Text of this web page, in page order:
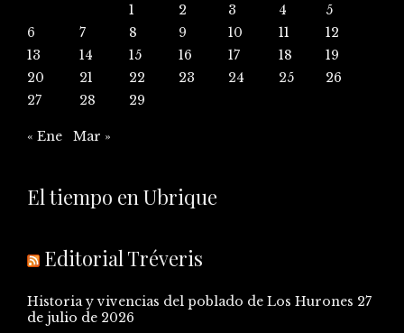
1
2 3 4
5
6
7 8 9 10 11
12
13
14 15 16 17 18
19
20
21 22 23 24 25
26
27
28 29
« Ene Mar »
El tiempo en Ubrique
Editorial Tréveris
Historia y vivencias del poblado de Los Hurones 27
de julio de 2026